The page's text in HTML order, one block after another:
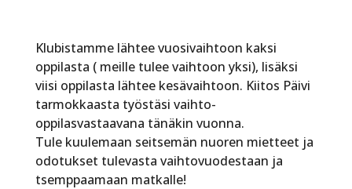
Klubistamme lähtee vuosivaihtoon kaksi
oppilasta ( meille tulee vaihtoon yksi), lisäksi
viisi oppilasta lähtee kesävaihtoon. Kiitos Päivi
tarmokkaasta työstäsi vaihto-
oppilasvastaavana tänäkin vuonna.
Tule kuulemaan seitsemän nuoren mietteet ja
odotukset tulevasta vaihtovuodestaan ja
tsemppaamaan matkalle!